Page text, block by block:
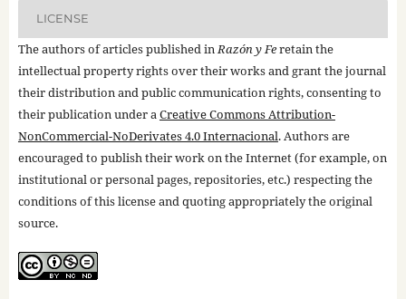
LICENSE
The authors of articles published inRazón y Feretain the
intellectual property rights over their works and grant the journal
their distribution and public communication rights, consenting to
their publication under aCreative Commons Attribution-
NonCommercial-NoDerivates 4.0 Internacional. Authors are
encouraged to publish their work on the Internet (for example, on
institutional or personal pages, repositories, etc.) respecting the
conditions of this license and quoting appropriately the original
source.